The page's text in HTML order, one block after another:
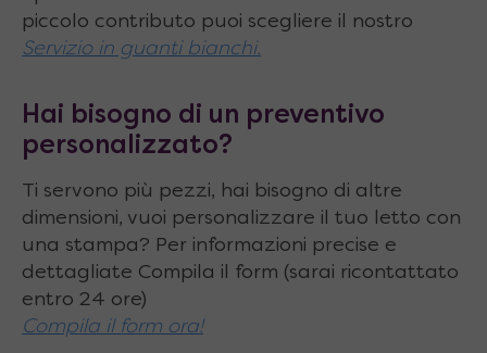
Dimensionituttoaperto: 166 x 106 x H.75
cm
cm
Tipo di allunghe: 1 interna con apertura a
libro, in nobilitato in tinta con piano
Numero e dimensioni allunghe
60 cm
piccolo contributo puoi scegliere il nostro
Servizio in guanti bianchi.
Hai bisogno di un preventivo
personalizzato?
Ti servono più pezzi, hai bisogno di altre
dimensioni, vuoi personalizzare il tuo letto con
una stampa? Per informazioni precise e
dettagliate Compila il form (sarai ricontattato
entro 24 ore)
Compila il form ora!